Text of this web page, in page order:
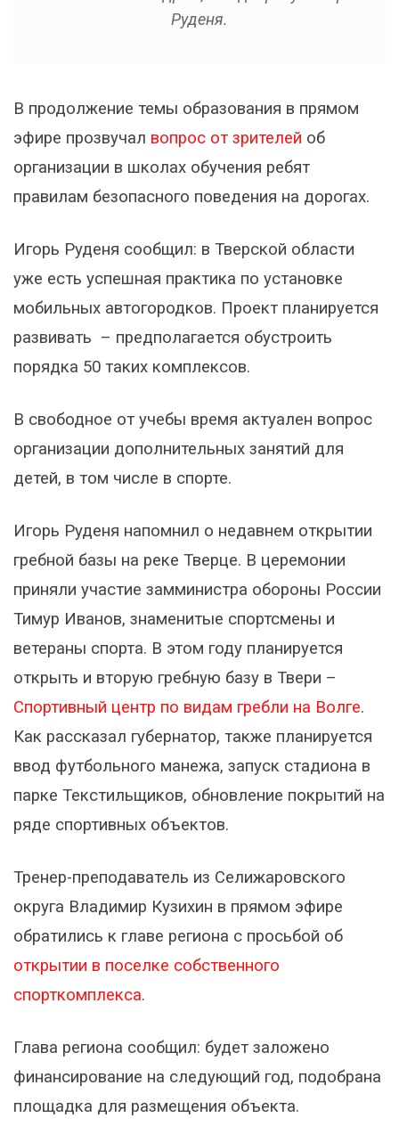
Руденя.
В продолжение темы образования в прямом
эфире прозвучал вопрос от зрителей об
организации в школах обучения ребят
правилам безопасного поведения на дорогах.
Игорь Руденя сообщил: в Тверской области
уже есть успешная практика по установке
мобильных автогородков. Проект планируется
развивать – предполагается обустроить
порядка 50 таких комплексов.
В свободное от учебы время актуален вопрос
организации дополнительных занятий для
детей, в том числе в спорте.
Игорь Руденя напомнил о недавнем открытии
гребной базы на реке Тверце. В церемонии
приняли участие замминистра обороны России
Тимур Иванов, знаменитые спортсмены и
ветераны спорта. В этом году планируется
открыть и вторую гребную базу в Твери –
Спортивный центр по видам гребли на Волге.
Как рассказал губернатор, также планируется
ввод футбольного манежа, запуск стадиона в
парке Текстильщиков, обновление покрытий на
ряде спортивных объектов.
Тренер-преподаватель из Селижаровского
округа Владимир Кузихин в прямом эфире
обратились к главе региона с просьбой об
открытии в поселке собственного
спорткомплекса.
Глава региона сообщил: будет заложено
финансирование на следующий год, подобрана
площадка для размещения объекта.